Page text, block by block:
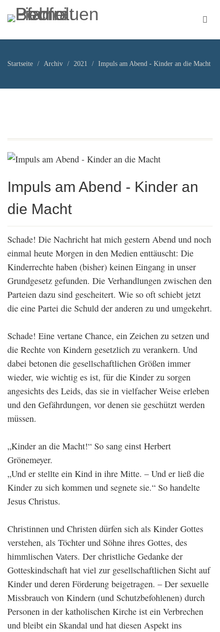
Startseite Archiv 2021 Impuls am Abend - Kinder an die Macht
Impuls am Abend - Kinder an
die Macht
Schade! Die Nachricht hat mich gestern Abend und noch
einmal heute Morgen in den Medien enttäuscht: Die
Kinderrechte haben (bisher) keinen Eingang in unser
Grundgesetz gefunden. Die Verhandlungen zwischen den
Parteien dazu sind gescheitert. Wie so oft schiebt jetzt
die eine Partei die Schuld der anderen zu und umgekehrt.
Schade! Eine vertane Chance, ein Zeichen zu setzen und
die Rechte von Kindern gesetzlich zu verankern. Und
dabei betonen die gesellschaftlichen Größen immer
wieder, wie wichtig es ist, für die Kinder zu sorgen
angesichts des Leids, das sie in vielfacher Weise erleben
und den Gefährdungen, vor denen sie geschützt werden
müssen.
„Kinder an die Macht!“ So sang einst Herbert
Grönemeyer.
„Und er stellte ein Kind in ihre Mitte. – Und er ließ die
Kinder zu sich kommen und segnete sie.“ So handelte
Jesus Christus.
Christinnen und Christen dürfen sich als Kinder Gottes
verstehen, als Töchter und Söhne ihres Gottes, des
himmlischen Vaters. Der christliche Gedanke der
Gotteskindschaft hat viel zur gesellschaftlichen Sicht auf
Kinder und deren Förderung beigetragen. – Der sexuelle
Missbrauch von Kindern (und Schutzbefohlenen) durch
Personen in der katholischen Kirche ist ein Verbrechen
und bleibt ein Skandal und hat diesen Aspekt ins